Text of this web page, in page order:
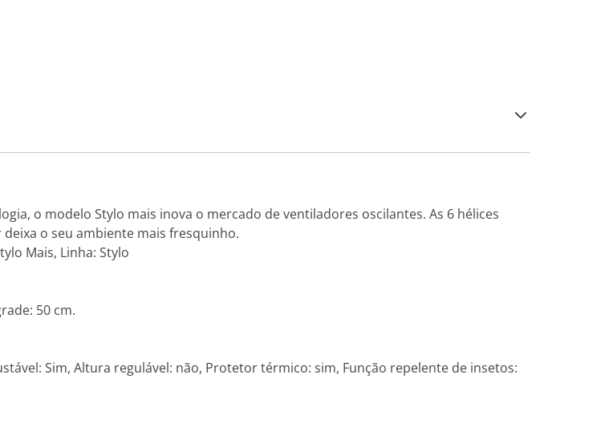
o modelo Stylo mais inova o mercado de ventiladores oscilantes. As 6 hélices
o seu ambiente mais fresquinho.
Mais, Linha: Stylo
50 cm.
Sim, Altura regulável: não, Protetor térmico: sim, Função repelente de insetos: